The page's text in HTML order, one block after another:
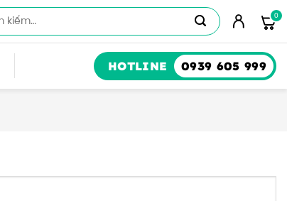
HOTLINE 0939 605 999